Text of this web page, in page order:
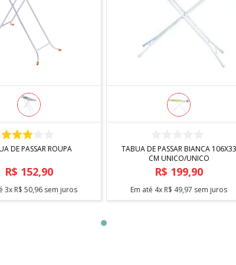
COMPRAR
DE PASSAR ROUPA
R$ 152,90
3x R$ 50,96sem juros
TABUA DE PASSAR BIANCA 106X33
CM UNICO/UNICO
R$ 199,90
Em até 4x R$ 49,97 sem juros